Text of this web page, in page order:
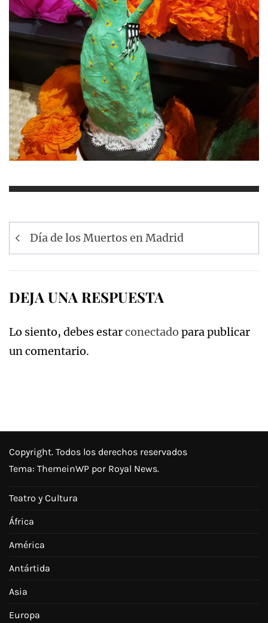
Navegación
de
Día de los Muertos en Madrid
DEJA UNA RESPUESTA
Lo siento, debes estarconectado para publicar
un comentario.
Copyright. Todos los derechos reservados
Tema: ThemeinWP por Royal News.
Teatro y Cultura
África
América
Antártida
Asia
Europa